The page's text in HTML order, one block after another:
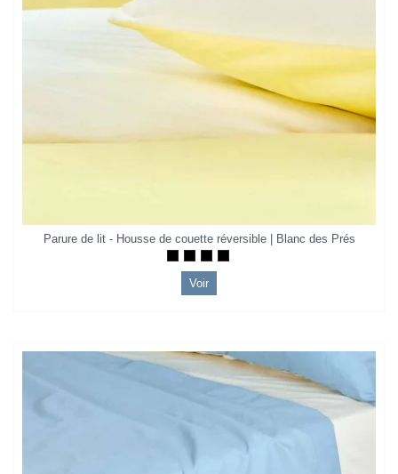
Parure de lit - Housse de couette réversible | Blanc des Prés
Voir